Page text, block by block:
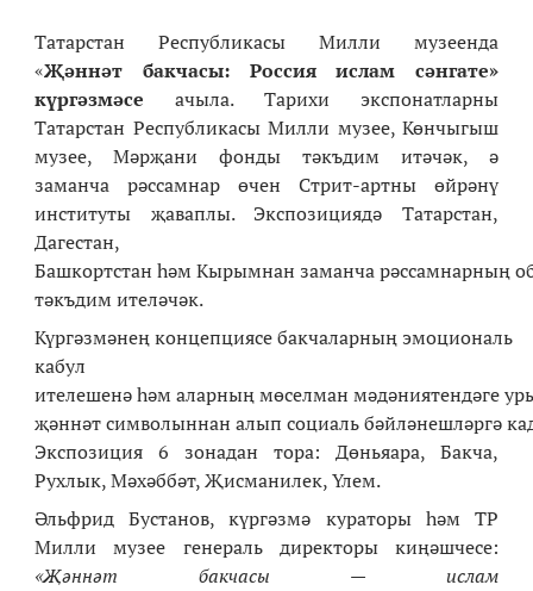
Татарстан Республикасы Милли музеенда
«Җәннәт бакчасы: Россия ислам сәнгате»
күргәзмәсе ачыла. Тарихи экспонатларны
Татарстан Республикасы Милли музее, Көнчыгыш
музее, Мәрҗани фонды тәкъдим итәчәк, ә
заманча рәссамнар өчен Стрит-артны өйрәнү
институты җаваплы. Экспозициядә Татарстан,
Дагестан,
Башкортстан һәм Кырымнан заманча рәссамнарның
тәкъдим ителәчәк.
Күргәзмәнең концепциясе бакчаларның эмоциональ
кабул
ителешенә һәм аларның мөселман мәдәниятендәге
җәннәт символыннан алып социаль бәйләнешләргә
Экспозиция 6 зонадан тора: Дөньяара, Бакча,
Рухлык, Мәхәббәт, Җисманилек, Үлем.
Әльфрид Бустанов, күргәзмә кураторы һәм ТР
Милли музее генераль директоры киңәшчесе:
«Җәннәт бакчасы — ислам